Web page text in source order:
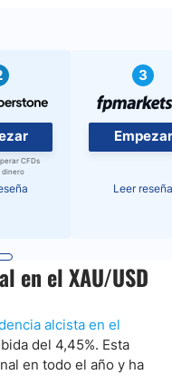
CFDs
dinero
3
Empezar
Leer reseña
en el XAU/USD
alcista en el
del 4,45%. Esta
en todo el año y ha